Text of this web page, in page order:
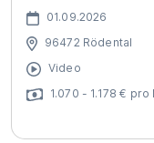
01.09.2026
96472 Rödental
Video
1.070 - 1.178 € pro